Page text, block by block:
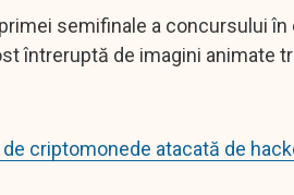
semifinale a concursului
întreruptă de imagini animate
de criptomonede atacată de